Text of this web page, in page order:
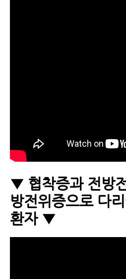
▼ 협착증과 전방
방전위증으로 다
환자 ▼